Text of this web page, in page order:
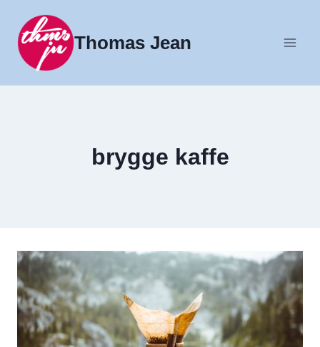
indhold
Thomas Jean
brygge kaffe